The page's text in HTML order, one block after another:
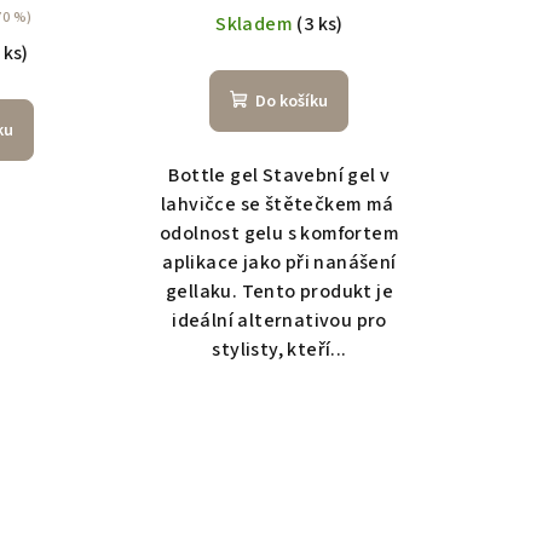
%)
Skladem (3 ks)
Do košíku
Bottle gel Stavební gel v
lahvičce se štětečkem má
odolnost gelu s komfortem
aplikace jako při nanášení
gellaku. Tento produkt je
ideální alternativou pro
stylisty, kteří...